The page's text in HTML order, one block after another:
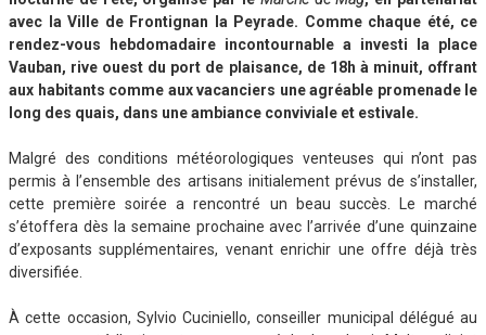
avec la Ville de Frontignan la Peyrade. Comme chaque été, ce
rendez-vous hebdomadaire incontournable a investi la place
Vauban, rive ouest du port de plaisance, de 18h à minuit, offrant
aux habitants comme aux vacanciers une agréable promenade le
long des quais, dans une ambiance conviviale et estivale.
Malgré des conditions météorologiques venteuses qui n’ont pas
permis à l’ensemble des artisans initialement prévus de s’installer,
cette première soirée a rencontré un beau succès. Le marché
s’étoffera dès la semaine prochaine avec l’arrivée d’une quinzaine
d’exposants supplémentaires, venant enrichir une offre déjà très
diversifiée.
À cette occasion, Sylvio Cuciniello, conseiller municipal délégué au